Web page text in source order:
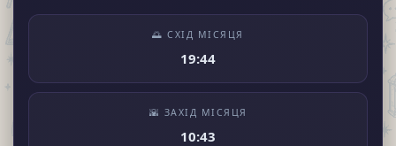
🌅 СХІД МІСЯЦЯ
19:44
🌇 ЗАХІД МІСЯЦЯ
10:43